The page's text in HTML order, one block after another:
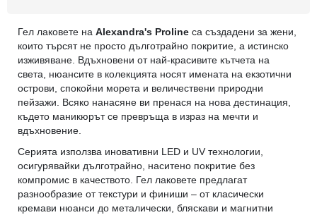
Гел лаковете на Alexandra's Proline са създадени за жени,
които търсят не просто дълготрайно покритие, а истинско
изживяване. Вдъхновени от най-красивите кътчета на
света, нюансите в колекцията носят имената на екзотични
острови, спокойни морета и величествени природни
пейзажи. Всяко нанасяне ви пренася на нова дестинация,
където маникюрът се превръща в израз на мечти и
вдъхновение.
Серията използва иновативни LED и UV технологии,
осигурявайки дълготрайно, наситено покритие без
компромис в качеството. Гел лаковете предлагат
разнообразие от текстури и финиши – от класически
кремави нюанси до металически, бляскави и магнитни